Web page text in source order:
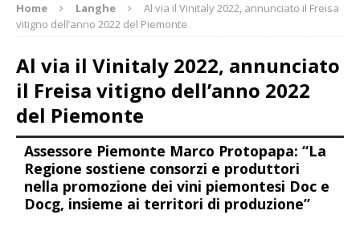
Home Langhe
Al via il Vinitaly 2022, annunciato il Freisa
vitigno dell’anno 2022 del Piemonte
Al via il Vinitaly 2022, annunciato
il Freisa vitigno dell’anno 2022
del Piemonte
Assessore Piemonte Marco Protopapa: “La
Regione sostiene consorzi e produttori
nella promozione dei vini piemontesi Doc e
Docg, insieme ai territori di produzione”